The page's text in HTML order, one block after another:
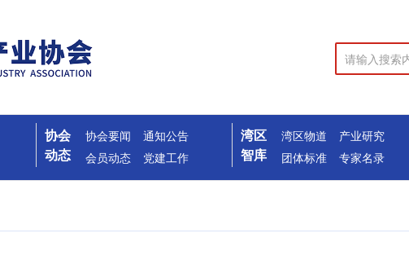
协会
动态
协会要闻
通知公告
会员动态
党建工作
湾区
智库
湾区物道
产业研究
团体标准
专家名录